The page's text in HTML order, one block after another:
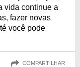
vida continue a
fazer novas
você pode
COMPARTILHAR